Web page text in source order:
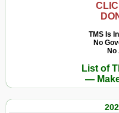
TMS Is
No
List of
—